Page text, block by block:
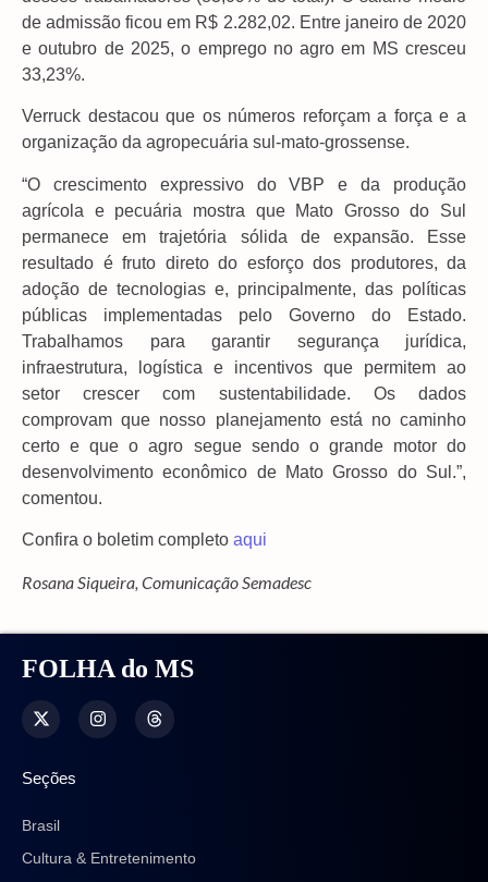
de admissão ficou em R$ 2.282,02. Entre janeiro de 2020
e outubro de 2025, o emprego no agro em MS cresceu
33,23%.
Verruck destacou que os números reforçam a força e a
organização da agropecuária sul-mato-grossense.
“O crescimento expressivo do VBP e da produção
agrícola e pecuária mostra que Mato Grosso do Sul
permanece em trajetória sólida de expansão. Esse
resultado é fruto direto do esforço dos produtores, da
adoção de tecnologias e, principalmente, das políticas
públicas implementadas pelo Governo do Estado.
Trabalhamos para garantir segurança jurídica,
infraestrutura, logística e incentivos que permitem ao
setor crescer com sustentabilidade. Os dados
comprovam que nosso planejamento está no caminho
certo e que o agro segue sendo o grande motor do
desenvolvimento econômico de Mato Grosso do Sul.”,
comentou.
Confira o boletim completo aqui
Rosana Siqueira, Comunicação Semadesc
FOLHA do MS
Seções
Brasil
Cultura & Entretenimento